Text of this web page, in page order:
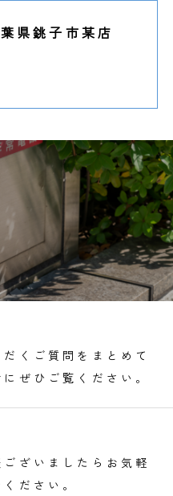
県銚子市某店
くご質問をまとめて
ぜひご覧ください。
ざいましたらお気軽
ださい。